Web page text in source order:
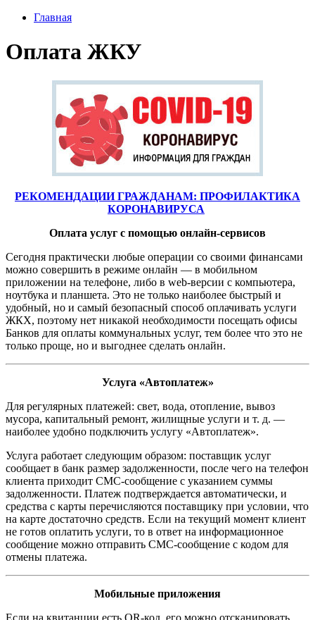
Главная
Оплата ЖКУ
РЕКОМЕНДАЦИИ ГРАЖДАНАМ: ПРОФИЛАКТИКА
КОРОНАВИРУСА
Оплата услуг с помощью онлайн-сервисов
Сегодня практически любые операции со своими финансами
можно совершить в режиме онлайн — в мобильном
приложении на телефоне, либо в web-версии с компьютера,
ноутбука и планшета. Это не только наиболее быстрый и
удобный, но и самый безопасный способ оплачивать услуги
ЖКХ, поэтому нет никакой необходимости посещать офисы
Банков для оплаты коммунальных услуг, тем более что это не
только проще, но и выгоднее сделать онлайн.
Услуга «Автоплатеж»
Для регулярных платежей: свет, вода, отопление, вывоз
мусора, капитальный ремонт, жилищные услуги и т. д. —
наиболее удобно подключить услугу «Автоплатеж».
Услуга работает следующим образом: поставщик услуг
сообщает в банк размер задолженности, после чего на телефон
клиента приходит СМС-сообщение с указанием суммы
задолженности. Платеж подтверждается автоматически, и
средства с карты перечисляются поставщику при условии, что
на карте достаточно средств. Если на текущий момент клиент
не готов оплатить услуги, то в ответ на информационное
сообщение можно отправить СМС-сообщение с кодом для
отмены платежа.
Мобильные приложения
Если на квитанции есть QR-код, его можно отсканировать